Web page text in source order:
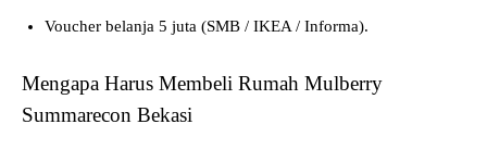
Voucher belanja 5 juta (SMB / IKEA / Informa).
Mengapa Harus Membeli Rumah Mulberry
Summarecon Bekasi